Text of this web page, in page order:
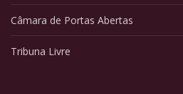
Câmara de Portas Abertas
Tribuna Livre